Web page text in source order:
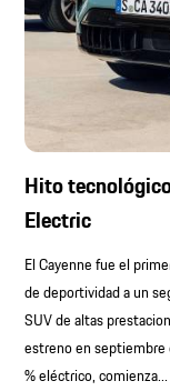
Hito
Electric
El Cayenne fue el
de deportividad a un
SUV de altas
estreno en
% eléctrico, comienza...